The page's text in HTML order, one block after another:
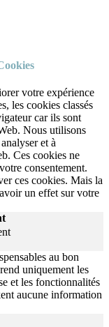
votre expérience
les cookies classés
car ils sont
Nous utilisons
et à
Ces cookies ne
consentement.
ces cookies. Mais la
un effet sur votre
au bon
uniquement les
et les fonctionnalités
aucune information